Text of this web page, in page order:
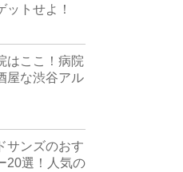
ットせよ！
はここ！病院
屋な渋谷アル
サンズのおす
20選！人気の